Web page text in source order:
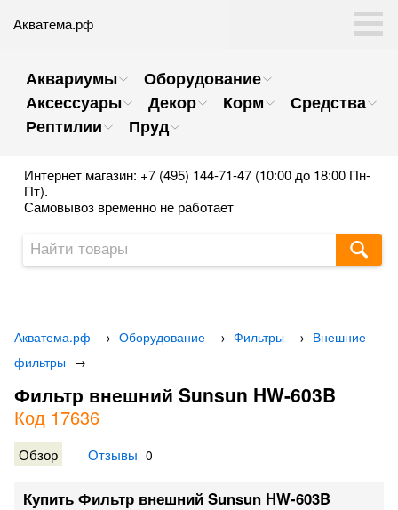
Акватема.рф
Аквариумы
Оборудование
Аксессуары
Декор Корм
Средства
Рептилии
Пруд
Интернет магазин: +7 (495) 144-71-47 (10:00 до 18:00 Пн-
Пт).
Самовывоз временно не работает
Акватема.рф → Оборудование → Фильтры → Внешние
фильтры →
Фильтр внешний Sunsun HW-603B
Код 17636
Обзор Отзывы 0
Купить Фильтр внешний Sunsun HW-603B